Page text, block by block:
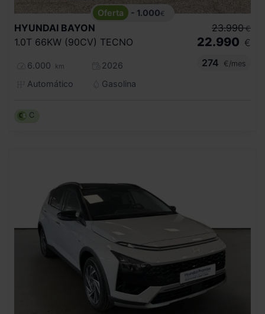
- 1.000€
HYUNDAI BAYON
1.0T 66KW (90CV) TECNO
6.000 km
2026
Automático
Gasolina
23.990 €
22.990 €
274
€/mes
C